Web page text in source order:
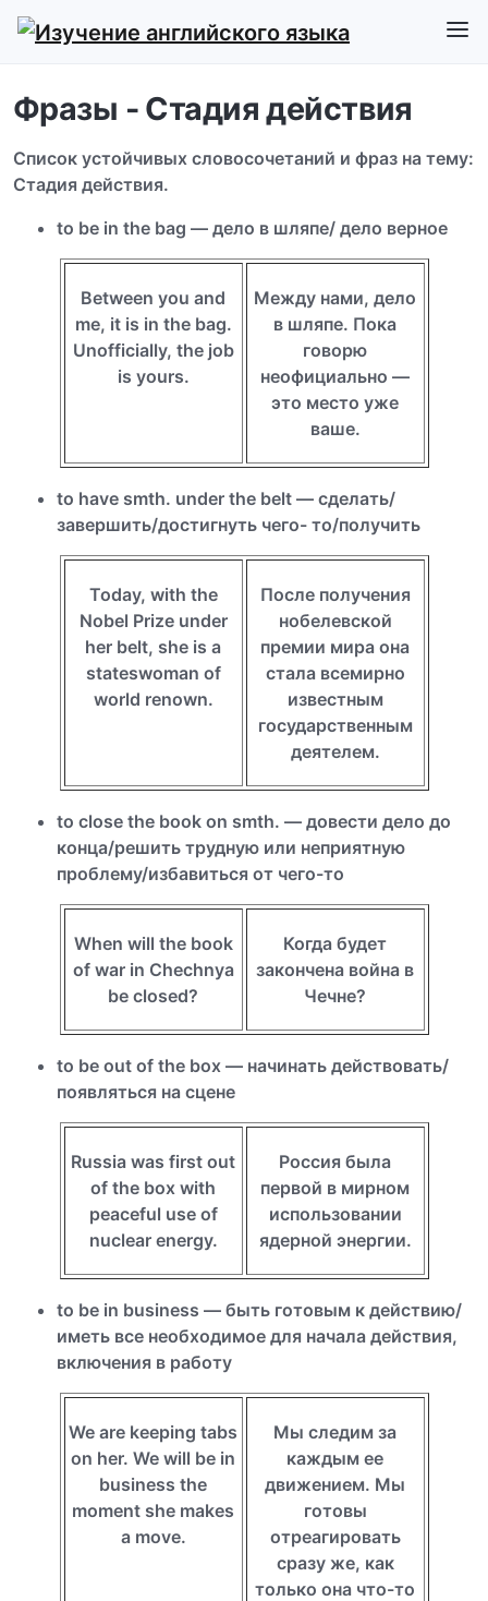
Фразы - Стадия действия
Список устойчивых словосочетаний и фраз на тему:
Стадия действия.
to be in the bag — дело в шляпе/ дело верное
Between you and
me, it is in the bag.
Unofficially, the job
is yours.
Между нами, дело
в шляпе. Пока
говорю
неофициально —
это место уже
ваше.
to have smth. under the belt — сделать/
завершить/достигнуть чего- то/получить
Today, with the
Nobel Prize under
her belt, she is a
stateswoman of
world renown.
После получения
нобелевской
премии мира она
стала всемирно
известным
государственным
деятелем.
to close the book on smth. — довести дело до
конца/решить трудную или неприятную
проблему/избавиться от чего-то
When will the book
of war in Chechnya
be closed?
Когда будет
закончена война в
Чечне?
to be out of the box — начинать действовать/
появляться на сцене
Russia was first out
of the box with
peaceful use of
nuclear energy.
Россия была
первой в мирном
использовании
ядерной энергии.
to be in business — быть готовым к действию/
иметь все необходимое для начала действия,
включения в работу
We are keeping tabs
on her. We will be in
business the
moment she makes
a move.
Мы следим за
каждым ее
движением. Мы
готовы
отреагировать
сразу же, как
только она что-то